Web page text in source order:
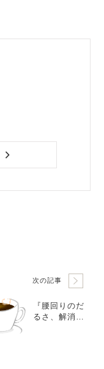
次の記事
『腰回りのだ
るさ、解消で